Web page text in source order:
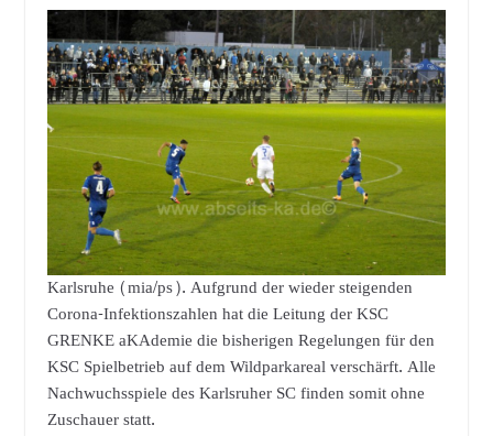
Karlsruhe (mia/ps). Aufgrund der wieder steigenden
Corona-Infektionszahlen hat die Leitung der KSC
GRENKE aKAdemie die bisherigen Regelungen für den
KSC Spielbetrieb auf dem Wildparkareal verschärft. Alle
Nachwuchsspiele des Karlsruher SC finden somit ohne
Zuschauer statt.